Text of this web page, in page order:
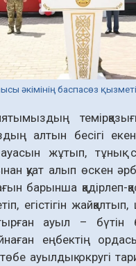
әкімінің баспасөз қызметі
алтын бесігі
жұтып, тұнық
қуат алып өскен
барынша қадірлеп-
егістігін
ауыл – бүтін
еңбектің
ауылдық округі